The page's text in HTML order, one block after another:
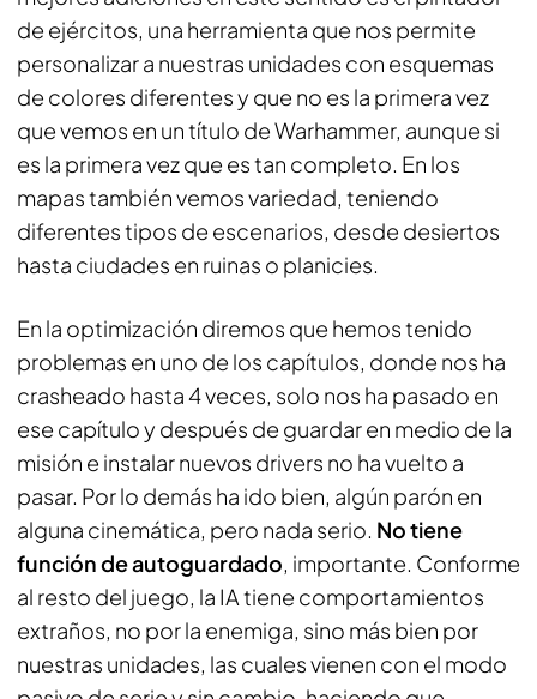
de ejércitos, una herramienta que nos permite
personalizar a nuestras unidades con esquemas
de colores diferentes y que no es la primera vez
que vemos en un título de Warhammer, aunque si
es la primera vez que es tan completo. En los
mapas también vemos variedad, teniendo
diferentes tipos de escenarios, desde desiertos
hasta ciudades en ruinas o planicies.
En la optimización diremos que hemos tenido
problemas en uno de los capítulos, donde nos ha
crasheado hasta 4 veces, solo nos ha pasado en
ese capítulo y después de guardar en medio de la
misión e instalar nuevos drivers no ha vuelto a
pasar. Por lo demás ha ido bien, algún parón en
alguna cinemática, pero nada serio. No tiene
función de autoguardado, importante. Conforme
al resto del juego, la IA tiene comportamientos
extraños, no por la enemiga, sino más bien por
nuestras unidades, las cuales vienen con el modo